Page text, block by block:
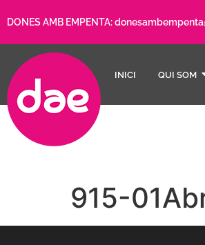
DONES AMB EMPENTA:
INICI QUI SOM
915-